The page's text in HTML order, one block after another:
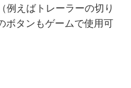
例えばトレーラーの切り
ボタンもゲームで使用可